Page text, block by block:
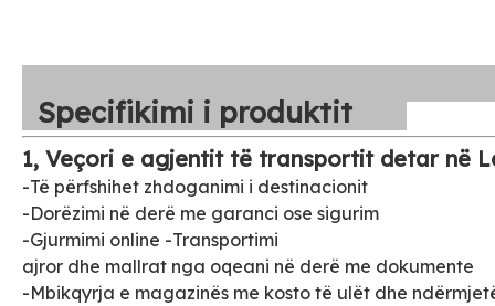
Specifikimi i produktit
1, Veçori e agjentit të transportit detar në
-Të përfshihet zhdoganimi i destinacionit
-Dorëzimi në derë me garanci ose sigurim
-Gjurmimi online -Transportimi
ajror dhe mallrat nga oqeani në derë me dokumente
-Mbikqyrja e magazinës me kosto të ulët dhe